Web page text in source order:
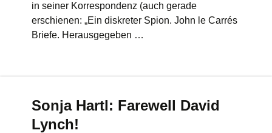
in seiner Korrespondenz (auch gerade
erschienen: „Ein diskreter Spion. John le Carrés
Briefe. Herausgegeben …
Sonja Hartl: Farewell David
Lynch!